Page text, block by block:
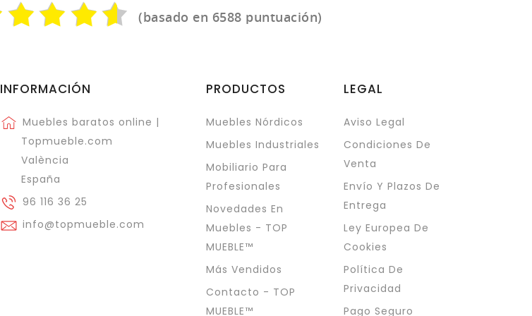
(basado en 6588 puntuación)
INFORMACIÓN
Muebles baratos online |
Topmueble.com
València
España
96 116 36 25
info@topmueble.com
PRODUCTOS
Muebles Nórdicos
Muebles Industriales
Mobiliario Para
Profesionales
Novedades En
Muebles - TOP
MUEBLE™
Más Vendidos
Contacto - TOP
MUEBLE™
LEGAL
Aviso Legal
Condiciones De
Venta
Envío Y Plazos De
Entrega
Ley Europea De
Cookies
Política De
Privacidad
Pago Seguro